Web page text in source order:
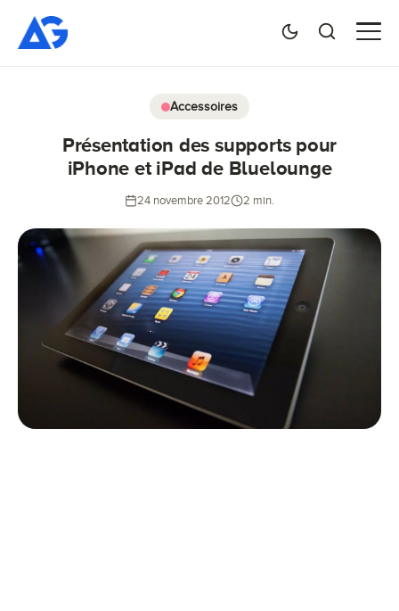
Accessoires
Présentation des supports pour
iPhone et iPad de Bluelounge
24 novembre 2012 2 min.